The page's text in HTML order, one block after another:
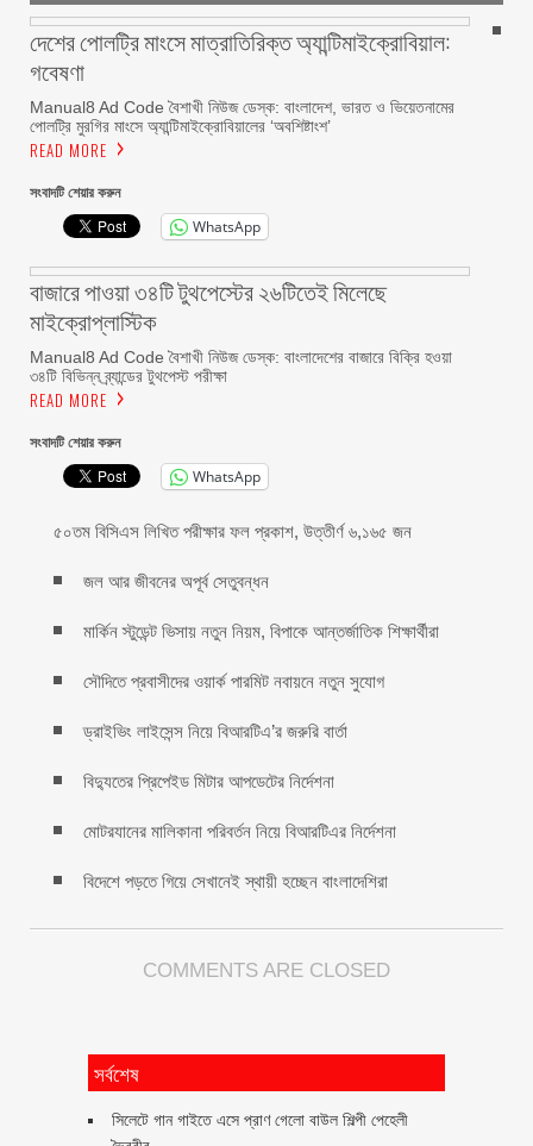
দেশের পোলট্রি মাংসে মাত্রাতিরিক্ত অ্যান্টিমাইক্রোবিয়াল:
গবেষণা
Manual8 Ad Code বৈশাখী নিউজ ডেস্ক: বাংলাদেশ, ভারত ও ভিয়েতনামের
পোলট্রি মুরগির মাংসে অ্যান্টিমাইক্রোবিয়ালের ‘অবশিষ্টাংশ’
READ MORE
সংবাদটি শেয়ার করুন
WhatsApp
বাজারে পাওয়া ৩৪টি টুথপেস্টের ২৬টিতেই মিলেছে
মাইক্রোপ্লাস্টিক
Manual8 Ad Code বৈশাখী নিউজ ডেস্ক: বাংলাদেশের বাজারে বিক্রি হওয়া
৩৪টি বিভিন্ন ব্র্যান্ডের টুথপেস্ট পরীক্ষা
READ MORE
সংবাদটি শেয়ার করুন
WhatsApp
৫০তম বিসিএস লিখিত পরীক্ষার ফল প্রকাশ, উত্তীর্ণ ৬,১৬৫ জন
জল আর জীবনের অপূর্ব সেতুবন্ধন
মার্কিন স্টুডেন্ট ভিসায় নতুন নিয়ম, বিপাকে আন্তর্জাতিক শিক্ষার্থীরা
সৌদিতে প্রবাসীদের ওয়ার্ক পারমিট নবায়নে নতুন সুযোগ
ড্রাইভিং লাইসেন্স নিয়ে বিআরটিএ’র জরুরি বার্তা
বিদ্যুতের প্রিপেইড মিটার আপডেটের নির্দেশনা
মোটরযানের মালিকানা পরিবর্তন নিয়ে বিআরটিএর নির্দেশনা
বিদেশে পড়তে গিয়ে সেখানেই স্থায়ী হচ্ছেন বাংলাদেশিরা
COMMENTS ARE CLOSED
সর্বশেষ
সিলেটে গান গাইতে এসে প্রাণ গেলো বাউল শিল্পী পেহেলী